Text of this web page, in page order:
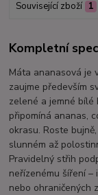
Související zboží 1
Kompletní
Máta ananasová je
zaujme především
zelené a jemné bílé
připomíná ananas,
okrasu. Roste
slunném až
Pravidelný střih
neřízenému šíření
nebo ohraničených